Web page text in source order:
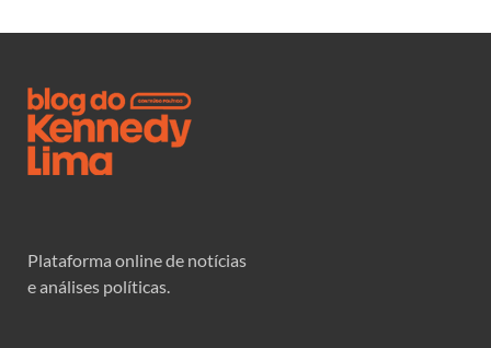
Plataforma online de notícias
e análises políticas.